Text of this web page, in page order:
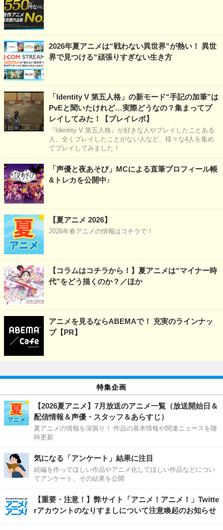
2026年夏アニメは“戦わない異世界”が熱い！ 異世
界で見つける“頑張りすぎない生き方
「Identity V 第五人格」の新モード“手記の加筆”は
PvEと聞いたけれど…実際どうなの？集まってプ
レイしてみた！【プレイレポ】
『Identity V 第五人格』が好きな人やプレイしたことある
人、全くプレイしたことがない人など、様々な4人を集め
てプレイしてみました！
「声優と夜あそび」MCによる直筆プロフィール帳
&トレカを公開中♪
【夏アニメ 2026】
2026年春アニメの情報はコチラで！
【コラムはコチラから！】夏アニメは“マイナー時
代”をどう描くのか？／ほか
アニメを見るならABEMAで！ 充実のラインナッ
プ【PR】
特集企画
【2026夏アニメ】7月放送のアニメ一覧（放送開始日＆
配信情報＆声優・スタッフ＆あらすじ）
夏アニメの情報を深掘り！ 作品の基本情報や関連ニュースを随
時更新
気になる「アンケート」結果に注目
続編を作ってほしい作品やアニメ化してほしい作品などについ
てアンケート、その結果を公開
【重要・注意！】弊サイト「アニメ！アニメ！」Twitte
rアカウントのなりすましについて注意喚起のお知らせ